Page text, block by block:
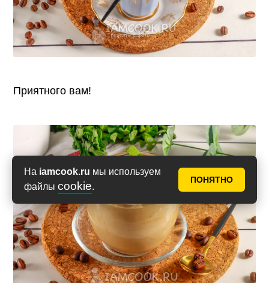
На iamcook.ru мы используем
файлы cookie.
ПОНЯТНО
Приятного вам!